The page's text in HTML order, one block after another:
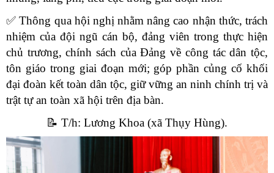
✅ Thông qua hội nghị nhằm nâng cao nhận thức, trách
nhiệm của đội ngũ cán bộ, đảng viên trong thực hiện
chủ trương, chính sách của Đảng về công tác dân tộc,
tôn giáo trong giai đoạn mới; góp phần củng cố khối
đại đoàn kết toàn dân tộc, giữ vững an ninh chính trị và
trật tự an toàn xã hội trên địa bàn.
📝 T/h: Lương Khoa (xã Thụy Hùng).